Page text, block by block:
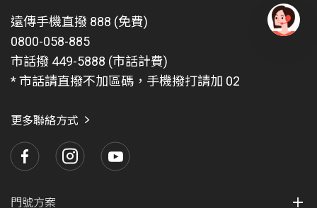
遠傳手機直撥 888 (免費)
0800-058-885
市話撥 449-5888 (市話計費)
* 市話請直撥不加區碼，手機撥打請加 02
更多聯絡方式
門號方案